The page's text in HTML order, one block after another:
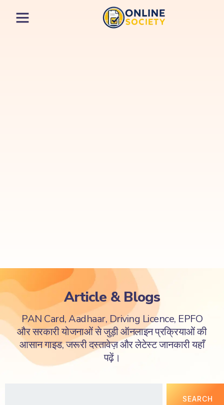
Article & Blogs
PAN Card, Aadhaar, Driving Licence, EPFO
और सरकारी योजनाओं से जुड़ी ऑनलाइन प्रक्रियाओं की
आसान गाइड, जरूरी दस्तावेज़ और लेटेस्ट जानकारी यहाँ
पढ़ें।
SEARCH